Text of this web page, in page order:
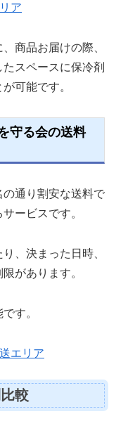
ア
商品お届けの際、
スペースに保冷剤
可能です。
守る会の送料
通り割安な送料で
ービスです。
、決まった日時、
があります。
す。
エリア
較